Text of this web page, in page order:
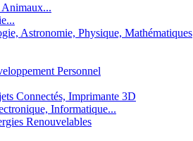
Animaux...
Astronomie, Physique, Mathématiques
Personnel
Connectés, Imprimante 3D
Informatique...
Renouvelables